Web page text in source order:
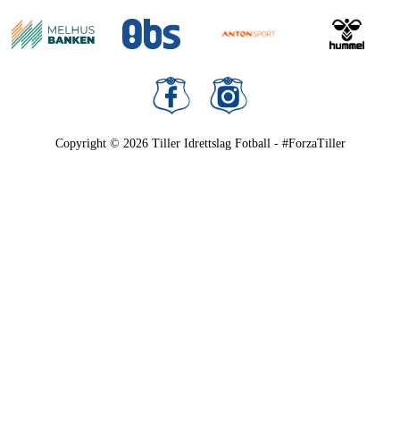
Copyright © 2026 Tiller Idrettslag Fotball - #ForzaTiller